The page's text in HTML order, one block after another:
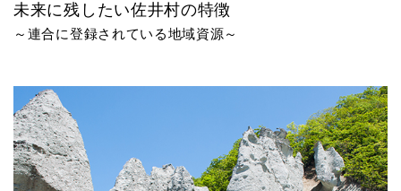
未来に残したい佐井村の特徴
～連合に登録されている地域資源～